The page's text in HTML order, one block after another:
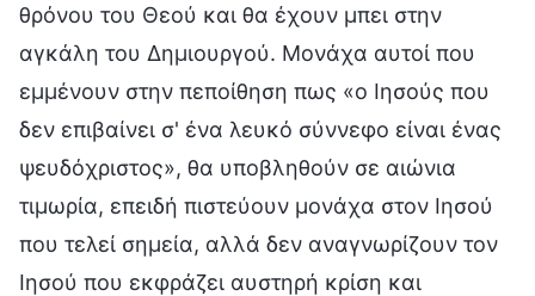
θρόνου του Θεού και θα έχουν μπει στην
αγκάλη του Δημιουργού. Μονάχα αυτοί που
εμμένουν στην πεποίθηση πως «ο Ιησούς που
δεν επιβαίνει σ' ένα λευκό σύννεφο είναι ένας
ψευδόχριστος», θα υποβληθούν σε αιώνια
τιμωρία, επειδή πιστεύουν μονάχα στον Ιησού
που τελεί σημεία, αλλά δεν αναγνωρίζουν τον
Ιησού που εκφράζει αυστηρή κρίση και